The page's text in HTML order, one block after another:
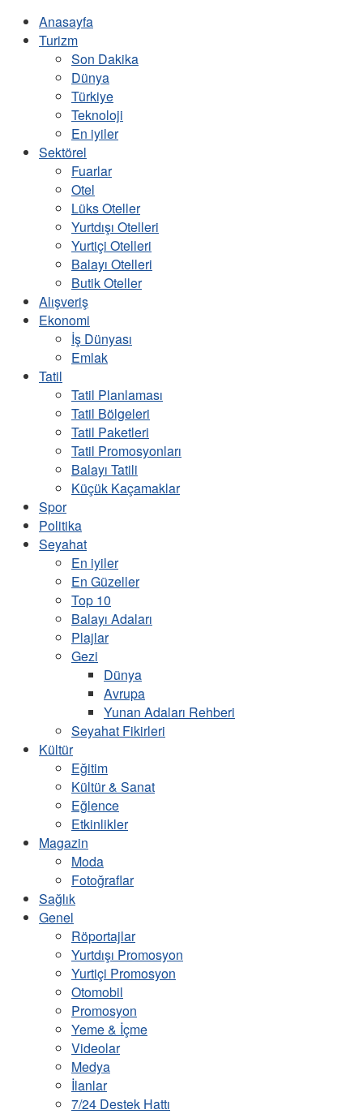
Anasayfa
Turizm
Son Dakika
Dünya
Türkiye
Teknoloji
En iyiler
Sektörel
Fuarlar
Otel
Lüks Oteller
Yurtdışı Otelleri
Yurtiçi Otelleri
Balayı Otelleri
Butik Oteller
Alışveriş
Ekonomi
İş Dünyası
Emlak
Tatil
Tatil Planlaması
Tatil Bölgeleri
Tatil Paketleri
Tatil Promosyonları
Balayı Tatili
Küçük Kaçamaklar
Spor
Politika
Seyahat
En iyiler
En Güzeller
Top 10
Balayı Adaları
Plajlar
Gezi
Dünya
Avrupa
Yunan Adaları Rehberi
Seyahat Fikirleri
Kültür
Eğitim
Kültür & Sanat
Eğlence
Etkinlikler
Magazin
Moda
Fotoğraflar
Sağlık
Genel
Röportajlar
Yurtdışı Promosyon
Yurtiçi Promosyon
Otomobil
Promosyon
Yeme & İçme
Videolar
Medya
İlanlar
7/24 Destek Hattı